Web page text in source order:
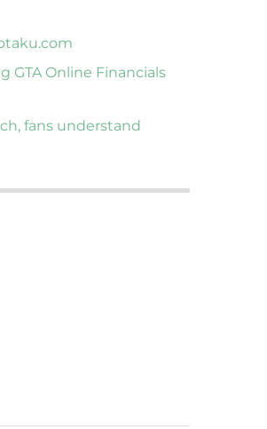
GTA Online Financials
fans understand